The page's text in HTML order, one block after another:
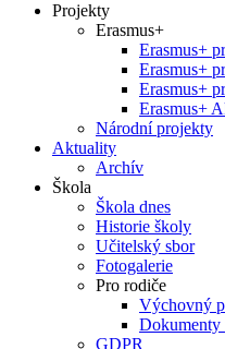
Projekty
Erasmus+
Erasmus+
Erasmus+
Erasmus+
Erasmus+
Národní projekty
Aktuality
Archív
Škola
Škola dnes
Historie školy
Učitelský sbor
Fotogalerie
Pro rodiče
Výchovný
Dokumenty
GDPR